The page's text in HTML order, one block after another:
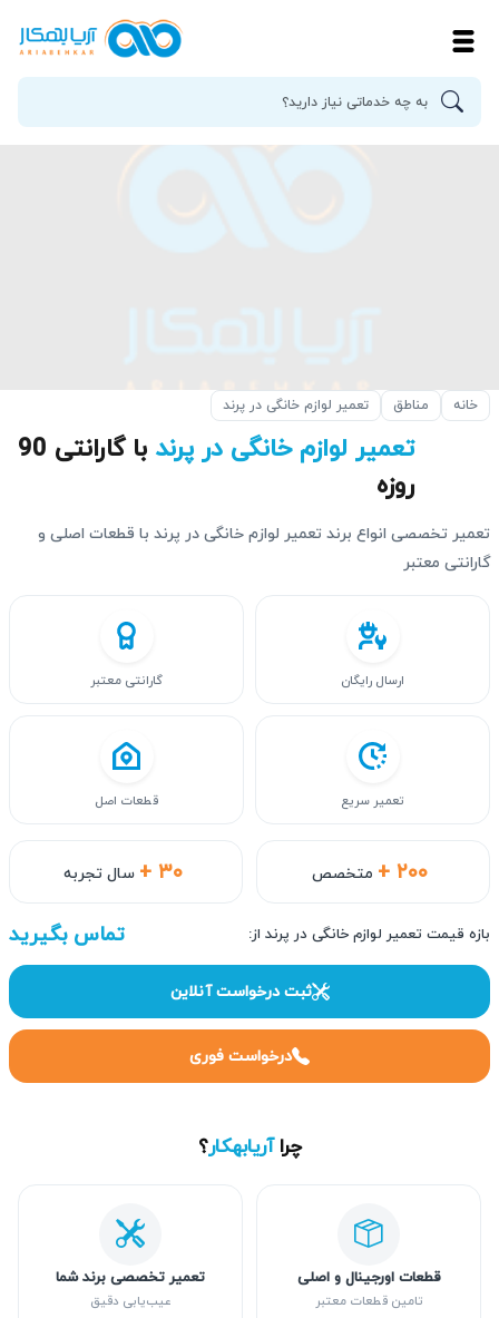
خانه مناطق تعمیر لوازم خانگی در پرند
تعمیر لوازم خانگی در پرند
با گارانتی 90
روزه
تعمیر تخصصی انواع برند تعمیر لوازم خانگی در پرند با قطعات اصلی و
گارانتی معتبر
+ ۲۰۰ متخصص + ۳۰ سال تجربه
ارسال رایگان گارانتی معتبر
تعمیر سریع قطعات اصل
بازه قیمت تعمیر لوازم خانگی در پرند از: تماس بگیرید
ثبت درخواست آنلاین
درخواست فوری
چراآریابهکار؟
قطعات اورجینال و اصلی
تامین قطعات معتبر
تعمیر تخصصی برند شما
عیب‌یابی دقیق